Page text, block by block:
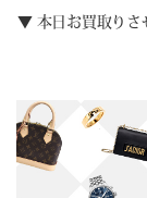
▼ 本日お買取りさ